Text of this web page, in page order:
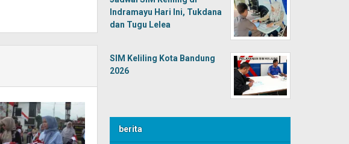
Indramayu Hari Ini, Tukdana
dan Tugu Lelea
SIM Keliling Kota Bandung
2026
berita